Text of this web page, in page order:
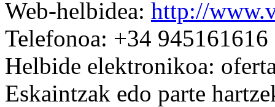
Web-helbidea: http://
Telefonoa: +34 945161616
Helbide elektronikoa:
Eskaintzak edo parte